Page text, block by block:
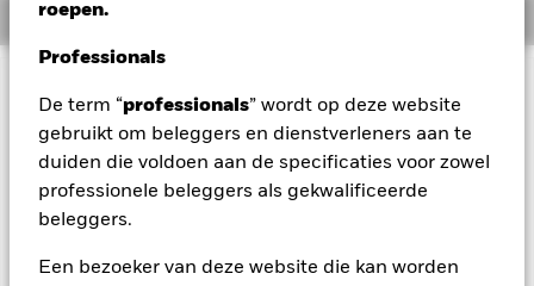
roepen.
Professionals
De term “professionals” wordt op deze website
gebruikt om beleggers en dienstverleners aan te
duiden die voldoen aan de specificaties voor zowel
professionele beleggers als gekwalificeerde
beleggers.
Een bezoeker van deze website die kan worden
Overzicht
BELANGRIJKE GEGEVENS: Kapitaalrisico.De waarde en
het rendement van beleggingen kunnen dalen en stijgen, en
Producten met een vaste looptijd zijn bedoeld voor beleggers
volledige periode van het fonds aanhouden, anders kan het